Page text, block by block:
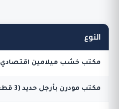
النوع
مكتب خشب ميلامين اقتصادي
مكتب مودرن بأرجل حديد (3 قطع)